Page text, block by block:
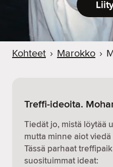
Kohteet › Marokko ›
Treffi-ideoita.
Tiedät jo, mistä löytää
mutta minne aiot
Tässä parhaat
suosituimmat ideat: